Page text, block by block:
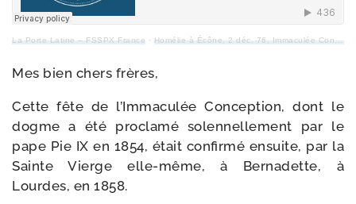
La Porte Latine – FSSPX France · Homélie à Écône, 2 déc. 76, Immaculée Conception et Engagements
Mes bien chers frères,
Cette fête de l’Immaculée Conception, dont le
dogme a été pro­cla­mé solen­nel­le­ment par le
pape Pie IX en 1854, était confir­mé ensuite, par la
Sainte Vierge elle-​même, à Bernadette, à
Lourdes, en 1858.